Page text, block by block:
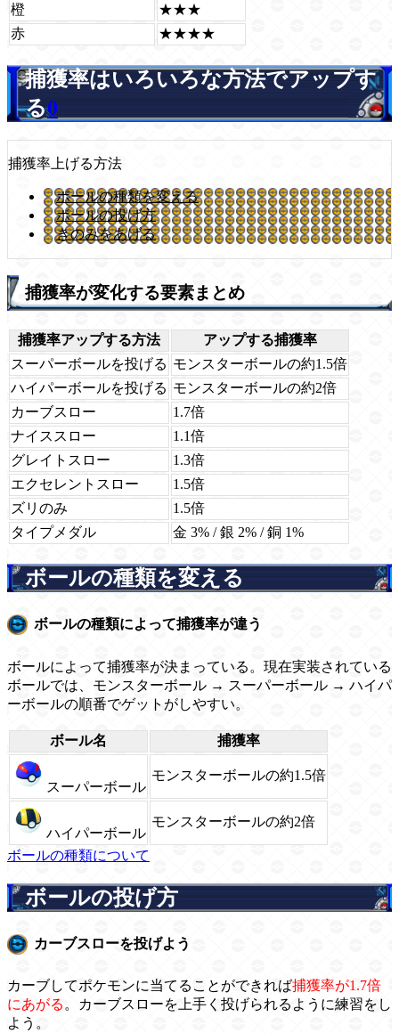
橙
★★★
赤
★★★★
捕獲率はいろいろな方法でアップす
る0
捕獲率上げる方法
ボールの種類を変える
ボールの投げ方
きのみをあげる
捕獲率が変化する要素まとめ
捕獲率アップする方法
アップする捕獲率
スーパーボールを投げる モンスターボールの約1.5倍
ハイパーボールを投げる モンスターボールの約2倍
カーブスロー
1.7倍
ナイススロー
1.1倍
グレイトスロー
1.3倍
エクセレントスロー
1.5倍
ズリのみ
1.5倍
タイプメダル
金 3% / 銀 2% / 銅 1%
ボールの種類を変える
ボールの種類によって捕獲率が違う
ボールによって捕獲率が決まっている。現在実装されている
ボールでは、モンスターボール → スーパーボール → ハイパ
ーボールの順番でゲットがしやすい。
ボール名 捕獲率
スーパーボール
モンスターボールの約1.5倍
ハイパーボール
モンスターボールの約2倍
ボールの種類について
ボールの投げ方
カーブスローを投げよう
カーブしてポケモンに当てることができれば捕獲率が1.7倍
にあがる 。カーブスローを上手く投げられるように練習をし
よう。